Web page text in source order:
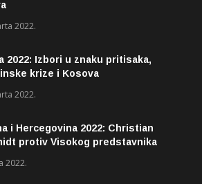
2022.
2022: Izbori u znaku pritisaka,
krize i Kosova
2022.
i Hercegovina 2022: Christian
protiv Visokog predstavnika
2022.